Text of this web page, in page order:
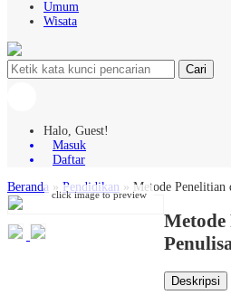
Umum
Wisata
Cari
Halo, Guest!
Masuk
Daftar
Beranda » Pendidikan » Metode Penelitian
click image to preview
Metode
Deskripsi